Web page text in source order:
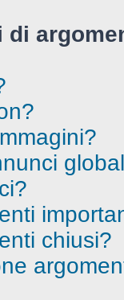
di
chiusi?